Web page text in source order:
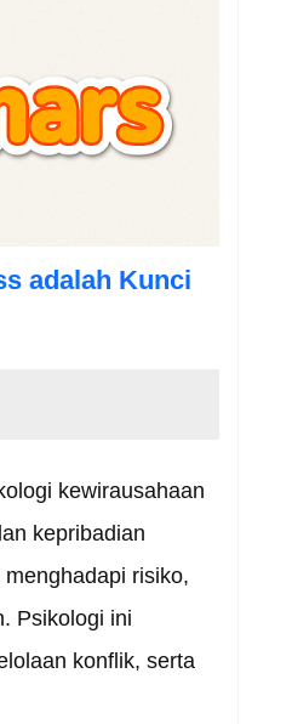
adalah Kunci
kewirausahaan
kepribadian
risiko,
Psikologi ini
konflik, serta